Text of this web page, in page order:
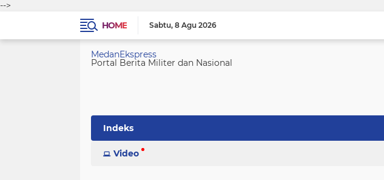
-->
HOME
Sabtu 8 Agu 2026
MedanEkspress
Portal Berita Militer dan Nasional
Indeks
Video